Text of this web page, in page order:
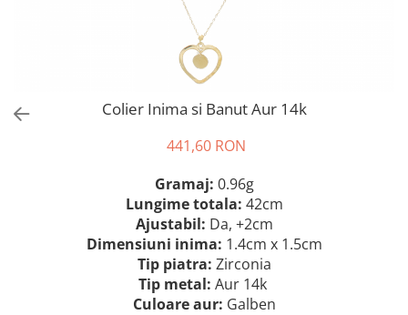
Colier Inima si Banut Aur 14k
441,60 RON
Gramaj: 0.96g
Lungime totala: 42cm
Ajustabil: Da, +2cm
Dimensiuni inima: 1.4cm x 1.5cm
Tip piatra: Zirconia
Tip metal: Aur 14k
Culoare aur: Galben